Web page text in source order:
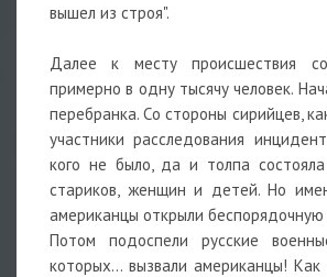
вышел из строя".
Далее к месту происшествия
примерно в одну тысячу человек.
перебранка. Со стороны сирийцев,
участники расследования
кого не было, да и толпа
стариков, женщин и детей. Но
американцы открыли беспорядочную
Потом подоспели русские
которых… вызвали американцы! Как